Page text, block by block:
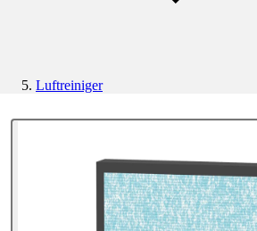
Luftreiniger